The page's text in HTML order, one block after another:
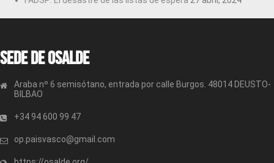
Sede de OSALDE
Araba nº 6 semisótano, entrada por calle Burgos. 48014 DEUSTO-
BILBAO
+34 94 600 99 47
op.paisvasco@gmail.com